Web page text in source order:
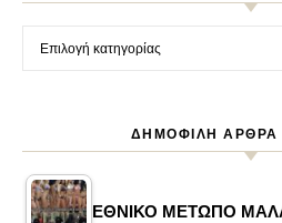
Kατηγορίες
ΔΗΜΟΦΙΛΉ
ΕΘΝΙΚΟ ΜΕΤΩΠΟ